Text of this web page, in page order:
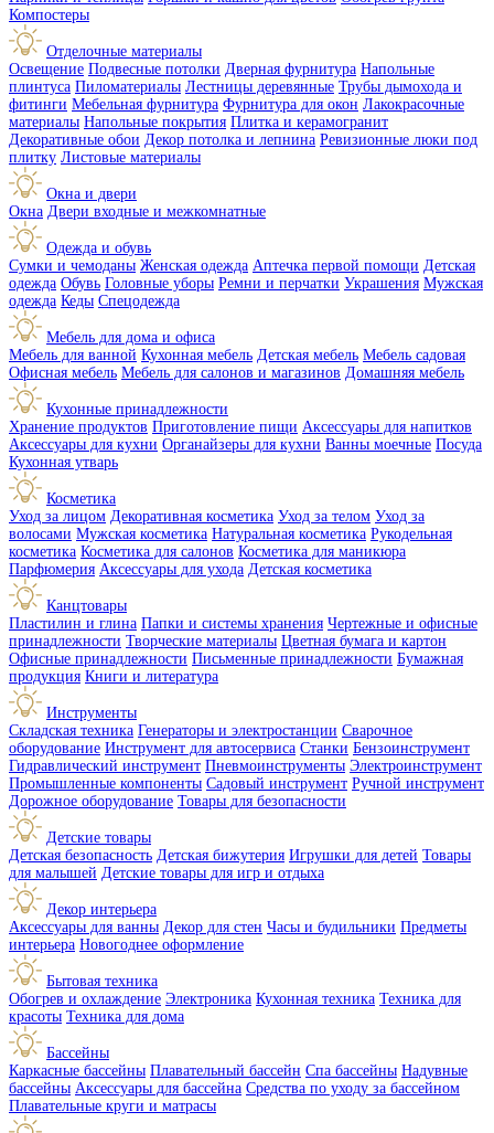
Компостеры
Отделочные материалы
Освещение Подвесные потолки Дверная фурнитура Напольные
плинтуса Пиломатериалы Лестницы деревянные Трубы дымохода и
фитинги Мебельная фурнитура Фурнитура для окон Лакокрасочные
материалы Напольные покрытия Плитка и керамогранит
Декоративные обои Декор потолка и лепнина Ревизионные люки под
плитку Листовые материалы
Окна и двери
Окна Двери входные и межкомнатные
Одежда и обувь
Сумки и чемоданы Женская одежда Аптечка первой помощи Детская
одежда Обувь Головные уборы Ремни и перчатки Украшения Мужская
одежда Кеды Спецодежда
Мебель для дома и офиса
Мебель для ванной Кухонная мебель Детская мебель Мебель садовая
Офисная мебель Мебель для салонов и магазинов Домашняя мебель
Кухонные принадлежности
Хранение продуктов Приготовление пищи Аксессуары для напитков
Аксессуары для кухни Органайзеры для кухни Ванны моечные Посуда
Кухонная утварь
Косметика
Уход за лицом Декоративная косметика Уход за телом Уход за
волосами Мужская косметика Натуральная косметика Рукодельная
косметика Косметика для салонов Косметика для маникюра
Парфюмерия Аксессуары для ухода Детская косметика
Канцтовары
Пластилин и глина Папки и системы хранения Чертежные и офисные
принадлежности Творческие материалы Цветная бумага и картон
Офисные принадлежности Письменные принадлежности Бумажная
продукция Книги и литература
Инструменты
Складская техника Генераторы и электростанции Сварочное
оборудование Инструмент для автосервиса Станки Бензоинструмент
Гидравлический инструмент Пневмоинструменты Электроинструмент
Промышленные компоненты Садовый инструмент Ручной инструмент
Дорожное оборудование Товары для безопасности
Детские товары
Детская безопасность Детская бижутерия Игрушки для детей Товары
для малышей Детские товары для игр и отдыха
Декор интерьера
Аксессуары для ванны Декор для стен Часы и будильники Предметы
интерьера Новогоднее оформление
Бытовая техника
Обогрев и охлаждение Электроника Кухонная техника Техника для
красоты Техника для дома
Бассейны
Каркасные бассейны Плавательный бассейн Спа бассейны Надувные
бассейны Аксессуары для бассейна Средства по уходу за бассейном
Плавательные круги и матрасы